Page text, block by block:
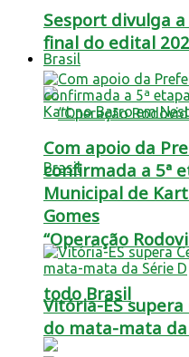
Brasil
“Operação
todo Brasil
Sesport divulga
final do edital
Com apoio da
confirmada a 5ª
Municipal de
Gomes
Vitória-ES
do mata-mata